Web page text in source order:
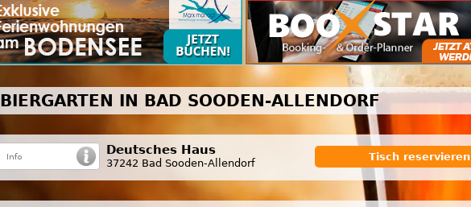
BIERGARTEN IN BAD SOODEN-ALLENDORF
Deutsches Haus
37242 Bad Sooden-Allendorf
Tisch reservieren